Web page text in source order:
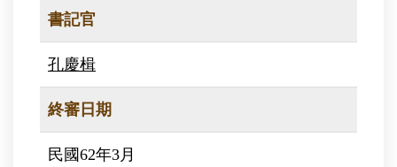
書記官
孔慶楫
終審日期
民國62年3月